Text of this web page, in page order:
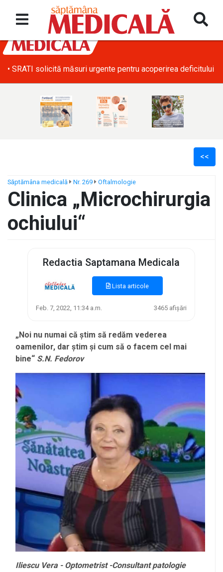
• SRATI solicită măsuri urgente pentru acoperirea deficitului
<<
Săptămâna medicală Nr. 269 Oftalmologie
Clinica „Microchirurgia
ochiului“
Redactia Saptamana Medicala
Lista articole
Feb. 7, 2022, 11:34 a.m. 3465 afișări
„Noi nu numai că știm să redăm vederea
oamenilor, dar știm și cum să o facem cel mai
bine“ S.N. Fedorov
Iliescu Vera - Optometrist -Consultant patologie